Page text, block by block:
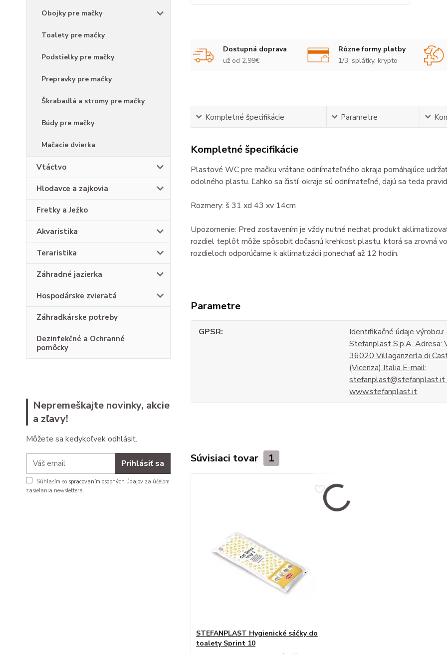
Obojky pre mačky
Toalety pre mačky
Podstielky pre mačky
Prepravky pre mačky
Škrabadlá a stromy pre mačky
Búdy pre mačky
Mačacie dvierka
Vtáctvo
Hlodavce a zajkovia
Fretky a Ježko
Akvaristika
Teraristika
Záhradné jazierka
Hospodárske zvieratá
Záhradkárske potreby
Dezinfekčné a Ochranné
pomôcky
Nepremeškajte novinky, akcie
a zľavy!
Môžete sa kedykoľvek odhlásiť.
Prihlásiť sa
Súhlasím so spracovaním osobných údajov za účelom
zasielania newslettera.
Dostupná doprava
už od 2,99€
Rôzne formy platby
1/3, splátky, krypto
Kompletné špecifikácie Parametre
Kompletné špecifikácie
Plastové WC pre mačku vrátane odnímateľného okraja pomáhajúce
odolného plastu. Ľahko sa čistí, okraje sú odnímateľné, dajú sa teda
Rozmery: š 31 xd 43 xv 14cm
Upozornenie: Pred zostavením je vždy nutné nechať produkt
rozdiel teplôt môže spôsobiť dočasnú krehkosť plastu, ktorá sa zrovná
rozdieloch odporúčame k aklimatizácii ponechať až 12 hodín.
Parametre
GPSR
Identifikačné údaje
Stefanplast S.p.A. Adresa:
36020 Villaganzerla di
(Vicenza) Italia E-mail:
stefanplast@stefanplast.it
www.stefanplast.it
Súvisiaci tovar 1
STEFANPLAST Hygienické sáčky do
toalety Sprint 10